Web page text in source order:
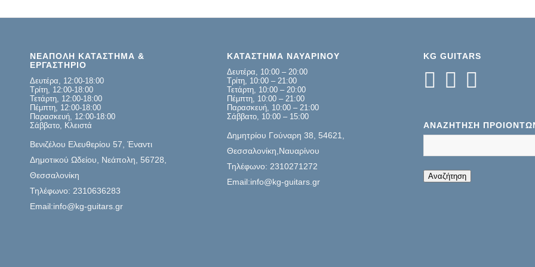
ΝΕΑΠΟΛΗ ΚΑΤΑΣΤΗΜΑ &
ΕΡΓΑΣΤΗΡΙΟ
Δευτέρα, 12:00-18:00
Τρίτη, 12:00-18:00
Τετάρτη, 12:00-18:00
Πέμπτη, 12:00-18:00
Παρασκευή, 12:00-18:00
Σάββατο, Κλειστά
Βενιζέλου Ελευθερίου 57, Έναντι
Δημοτικού Ωδείου, Νεάπολη, 56728,
Θεσσαλονίκη
Τηλέφωνο: 2310636283
Email:info@kg-guitars.gr
ΚΑΤΑΣΤΗΜΑ ΝΑΥΑΡΙΝΟΥ
Δευτέρα, 10:00 – 20:00
Τρίτη, 10:00 – 21:00
Τετάρτη, 10:00 – 20:00
Πέμπτη, 10:00 – 21:00
Παρασκευή, 10:00 – 21:00
Σάββατο, 10:00 – 15:00
Δημητρίου Γούναρη 38, 54621,
Θεσσαλονίκη,Ναυαρίνου
Τηλέφωνο: 2310271272
Email:info@kg-guitars.gr
KG GUITARS
ΑΝΑΖΉΤΗΣΗ
Αναζήτηση